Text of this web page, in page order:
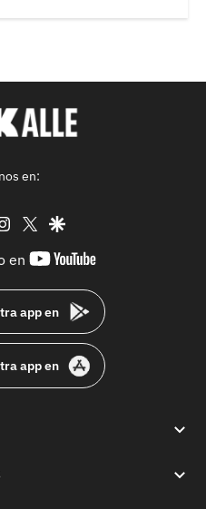
en:
instagram
twittergoogle
en
youtube-
app en
app en